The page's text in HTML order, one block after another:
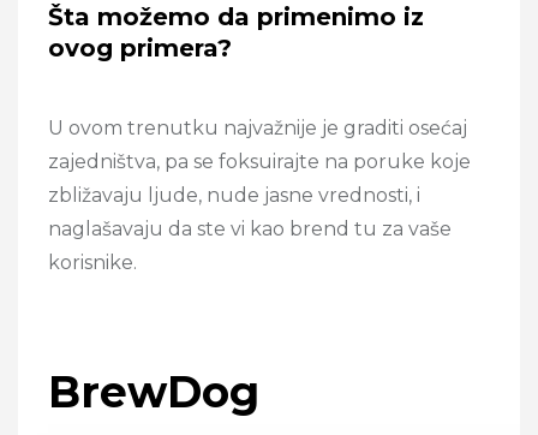
Šta možemo da primenimo iz
ovog primera?
U ovom trenutku najvažnije je graditi osećaj
zajedništva, pa se foksuirajte na poruke koje
zbližavaju ljude, nude jasne vrednosti, i
naglašavaju da ste vi kao brend tu za vaše
korisnike.
BrewDog